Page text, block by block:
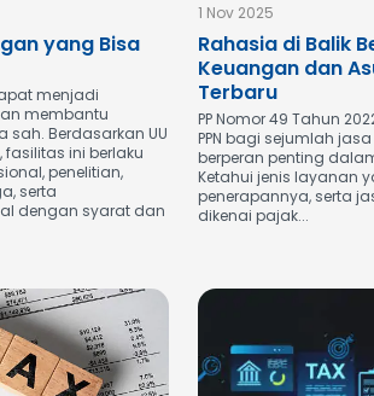
yang Bisa
menjadi
membantu
Berdasarkan UU
fasilitas ini berlaku
penelitian,
serta
dengan syarat dan
1 Nov 2025
Rahasia di Balik
Keuangan dan
Terbaru
PP Nomor 49 Tahun
PPN bagi sejumlah
berperan penting
Ketahui jenis layanan
penerapannya, serta
dikenai pajak...